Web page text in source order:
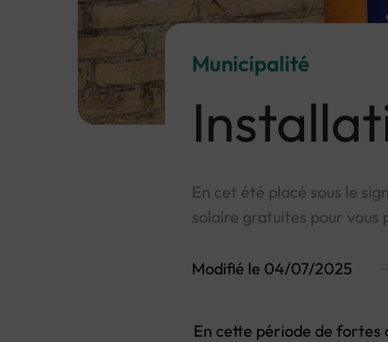
Image d'illustration de Installation de Sun'box
Municipalité
En cet été placé sous le
solaire gratuites pour vous
Modifié le 04/07/2025
En cette période de fortes